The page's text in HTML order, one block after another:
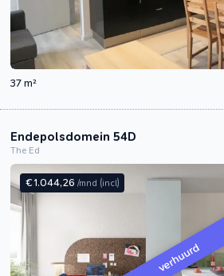
37 m²
Endepolsdomein 54D
The Ed
€ 1.044,26 /mnd (incl)
verhuurd